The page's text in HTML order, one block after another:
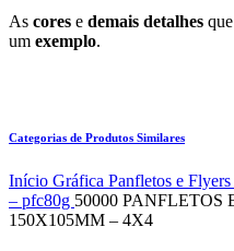
As cores e demais detalhes
um exemplo.
Categorias de Produtos Similares
Início Gráfica Panfletos e Flyers
– pfc80g 50000 PANFLETOS
150X105MM – 4X4